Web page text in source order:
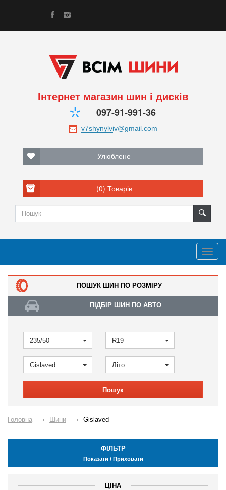
Інтернет магазин шин і дисків
097-91-991-36
Улюблене
(0) Товарів
ПОШУК ШИН ПО РОЗМІРУ
ПІДБІР ШИН ПО АВТО
235/50 R19
Gislaved Літо
Пошук
Головна Шини Gislaved
ФІЛЬТР
Показати / Приховати
ЦІНА